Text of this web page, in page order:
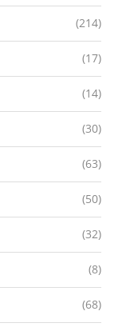
(214)
(17)
(14)
(30)
(63)
(50)
(32)
(8)
(68)